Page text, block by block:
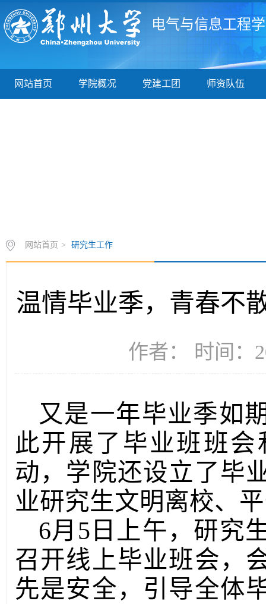
电气与信息工程
网站首页 学院概况 党建工团 师资队伍
网站首页 > 研究生工作
温情毕业季，青春
作者： 时间：
又是一年毕业季如
此开展了毕业班班
动，学院还设立了毕
业研究生文明离校、
6月5日上午，研究
召开线上毕业班会，
先是安全，引导全体